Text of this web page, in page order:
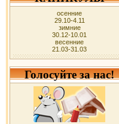
осенние
29.10-4.11
зимние
30.12-10.01
весенние
21.03-31.03
Голосуйте за нас!